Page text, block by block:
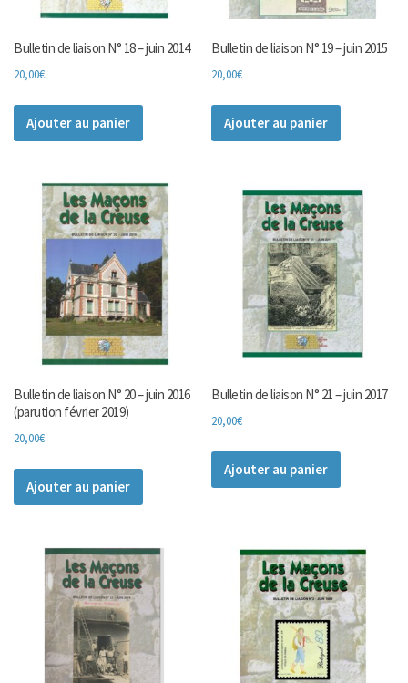
Bulletin de liaison N° 18 – juin 2014
20,00€
Ajouter au panier
Bulletin de liaison N° 19 – juin 2015
20,00€
Ajouter au panier
Bulletin de liaison N° 20 – juin 2016
(parution février 2019)
20,00€
Ajouter au panier
Bulletin de liaison N° 21 – juin 2017
20,00€
Ajouter au panier